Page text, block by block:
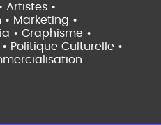
Artistes •
Marketing •
• Graphisme •
Politique Culturelle •